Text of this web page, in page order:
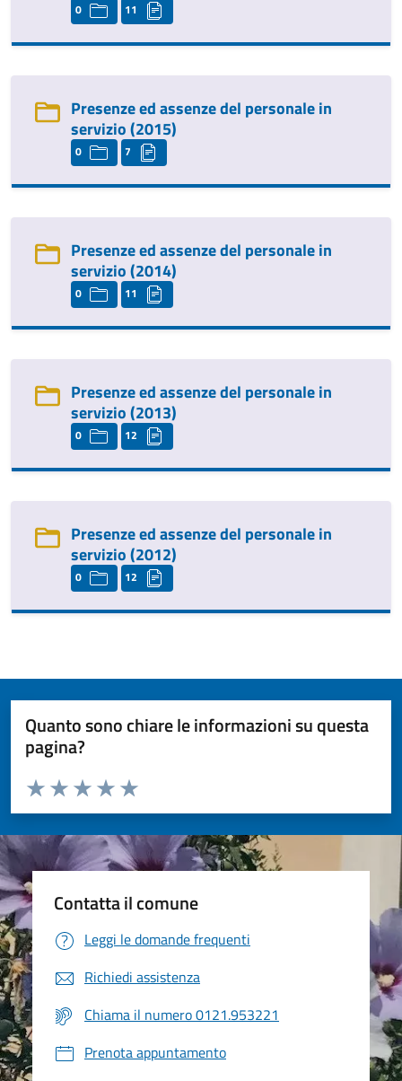
0 11
Presenze ed assenze del personale in
servizio (2015)
0 7
Presenze ed assenze del personale in
servizio (2014)
0 11
Presenze ed assenze del personale in
servizio (2013)
0 12
Presenze ed assenze del personale in
servizio (2012)
0 12
Quanto sono chiare le informazioni su questa
pagina?
Valuta da 1 a 5 stelle la pagina
Valuta 5 stelle su 5
Valuta 4 stelle su 5
Valuta 3 stelle su 5
Valuta 2 stelle su 5
Valuta 1 stelle su 5
Contatta il comune
Leggi le domande frequenti
Richiedi assistenza
Chiama il numero 0121.953221
Prenota appuntamento